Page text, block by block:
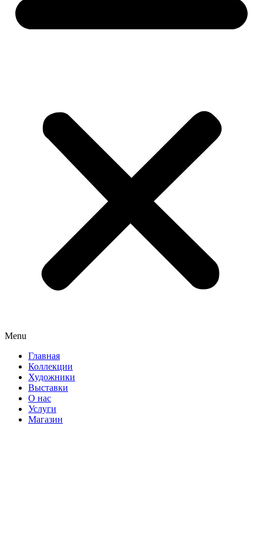
Menu
Главная
Коллекции
Художники
Выставки
О нас
Услуги
Магазин